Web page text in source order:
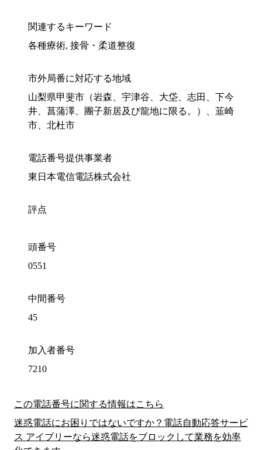
関連するキーワード
各種療術, 接骨・柔道整復
市外局番に対応する地域
山梨県甲斐市（岩森、宇津谷、大垈、志田、下今
井、菖蒲澤、團子新居及び龍地に限る。）、韮崎
市、北杜市
電話番号提供事業者
東日本電信電話株式会社
評点
頭番号
0551
中間番号
45
加入者番号
7210
この電話番号に関する情報はこちら
迷惑電話にお困りではないですか？電話自動応答サービ
ス アイブリーなら迷惑電話をブロックして業務を効率